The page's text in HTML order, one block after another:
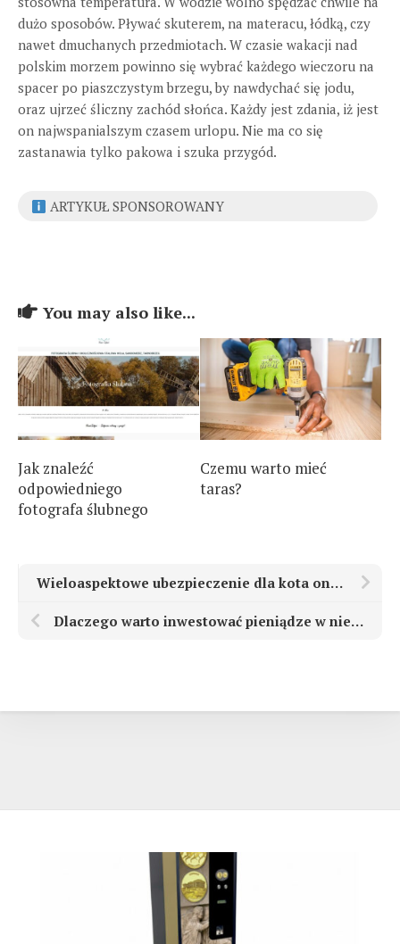
dużo sposobów. Pływać skuterem, na materacu, łódką, czy
nawet dmuchanych przedmiotach. W czasie wakacji nad
polskim morzem powinno się wybrać każdego wieczoru na
spacer po piaszczystym brzegu, by nawdychać się jodu,
oraz ujrzeć śliczny zachód słońca. Każdy jest zdania, iż jest
on najwspanialszym czasem urlopu. Nie ma co się
zastanawia tylko pakowa i szuka przygód.
ARTYKUŁ SPONSOROWANY
You may also like...
Jak znaleźć
odpowiedniego
fotografa ślubnego
Czemu warto mieć
taras?
Wieloaspektowe ubezpieczenie dla kota online
Dlaczego warto inwestować pieniądze w nieruchomości?